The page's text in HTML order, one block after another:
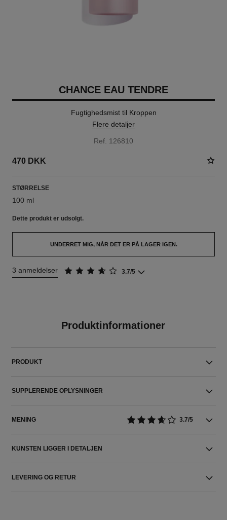
CHANCE EAU TENDRE
Fugtighedsmist til Kroppen
Flere detaljer
Ref. 126810
470 DKK
STØRRELSE
100 ml
Dette produkt er udsolgt.
UNDERRET MIG, NÅR DET ER PÅ LAGER IGEN.
3 anmeldelser 3.7/5
Produktinformationer
PRODUKT
SUPPLERENDE OPLYSNINGER
MENING 3.7/5
KUNSTEN LIGGER I DETALJEN
LEVERING OG RETUR